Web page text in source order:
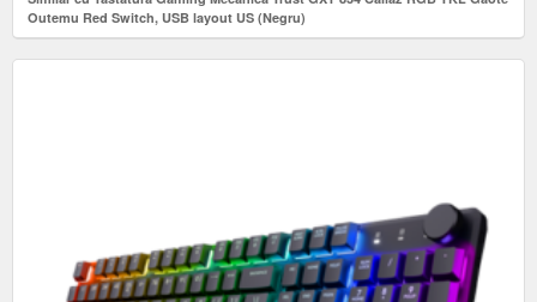
Outemu Red Switch, USB layout US (Negru)